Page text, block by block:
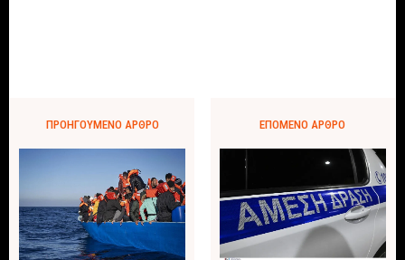
ΠΡΟΗΓΟΎΜΕΝΟ ΆΡΘΡΟ ΕΠΌΜΕΝΟ ΆΡΘΡΟ